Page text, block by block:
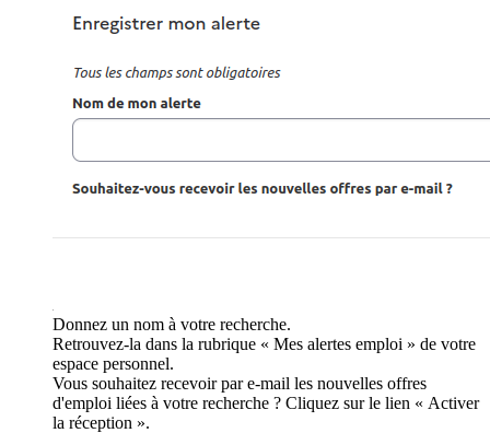
Donnez un nom à votre recherche.
Retrouvez-la dans la rubrique « Mes alertes emploi » de votre
espace personnel.
Vous souhaitez recevoir par e-mail les nouvelles offres
d'emploi liées à votre recherche ? Cliquez sur le lien « Activer
la réception ».